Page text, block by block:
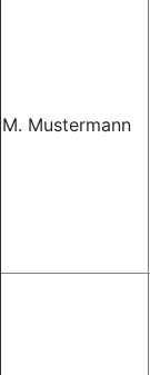
M. Mustermann